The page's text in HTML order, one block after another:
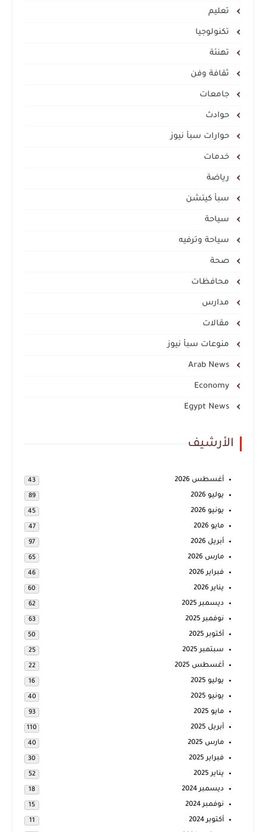
تعليم
تكنولوجيا
تهنئة
ثقافة وفن
جامعات
حوادث
حوارات سبأ نيوز
خدمات
رياضة
سبأ كيتشن
سياحة
سياحة وترفيه
صحة
محافظات
مدارس
مقالات
منوعات سبأ نيوز
Arab News
Economy
Egypt News
الأرشيف
أغسطس 2026 43
يوليو 2026 89
يونيو 2026 45
مايو 2026 47
أبريل 2026 97
مارس 2026 65
فبراير 2026 46
يناير 2026 60
ديسمبر 2025 62
نوفمبر 2025 63
أكتوبر 2025 50
سبتمبر 2025 25
أغسطس 2025 22
يوليو 2025 16
يونيو 2025 40
مايو 2025 93
أبريل 2025 110
مارس 2025 40
فبراير 2025 30
يناير 2025 52
ديسمبر 2024 18
نوفمبر 2024 15
أكتوبر 2024 11